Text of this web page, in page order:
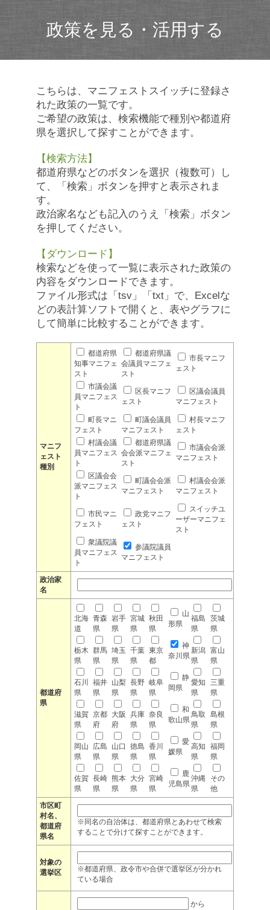
政策を見る・活用する
こちらは、マニフェストスイッチに登録さ
れた政策の一覧です。
ご希望の政策は、検索機能で種別や都道府
県を選択して探すことができます。
【検索方法】
都道府県などのボタンを選択（複数可）し
て、「検索」ボタンを押すと表示されま
す。
政治家名なども記入のうえ「検索」ボタン
を押してください。
【ダウンロード】
検索などを使って一覧に表示された政策の
内容をダウンロードできます。
ファイル形式は「tsv」「txt」で、Excelな
どの表計算ソフトで開くと、表やグラフに
して簡単に比較することができます。
マニフ
ェスト
種別
都道府県
知事マニフェ
スト
都道府県議
会議員マニフェ
スト
市長マニフ
ェスト
市議会議
員マニフェス
ト
区長マニフ
ェスト
区議会議員
マニフェスト
町長マニ
フェスト
町議会議員
マニフェスト
村長マニフ
ェスト
村議会議
員マニフェス
ト
都道府県議
会会派マニフェ
スト
市議会会派
マニフェスト
区議会会
派マニフェス
ト
町議会会派
マニフェスト
村議会会派
マニフェスト
市民マニ
フェスト
政党マニフ
ェスト
スイッチユ
ーザーマニフェ
スト
衆議院議
員マニフェス
ト
参議院議員
マニフェスト
政治家
名
都道府
県
北海
道
青森
県
岩手
県
宮城
県
秋田
県
山
形県
福島
県
茨城
県
栃木
県
群馬
県
埼玉
県
千葉
県
東京
都
神
奈川県
新潟
県
富山
県
石川
県
福井
県
山梨
県
長野
県
岐阜
県
静
岡県
愛知
県
三重
県
滋賀
県
京都
府
大阪
府
兵庫
県
奈良
県
和
歌山県
鳥取
県
島根
県
岡山
県
広島
県
山口
県
徳島
県
香川
県
愛
媛県
高知
県
福岡
県
佐賀
県
長崎
県
熊本
県
大分
県
宮崎
県
鹿
児島県
沖縄
県
その
他
市区町
村名、
都道府
県名
※同名の自治体は、都道府県とあわせて検索
することで分けて探すことができます。
対象の
選挙区
※都道府県、政令市や合併で選挙区が分かれ
ている場合
から